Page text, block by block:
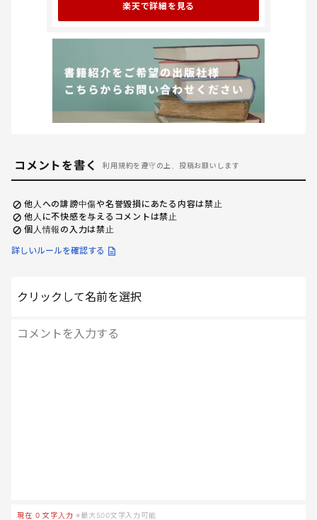
楽天で詳細を見る
コメントを書く 利用規約を遵守の上、投稿お願いします
他人への誹謗中傷や名誉毀損にあたる内容は禁止
他人に不快感を与えるコメントは禁止
個人情報の入力は禁止
詳しいルールを確認する
クリックして名前を選択
現在 0 文字入力 ※最大500文字入力可能